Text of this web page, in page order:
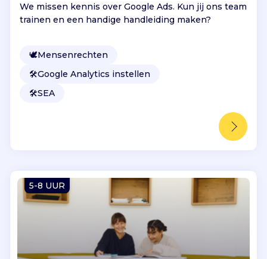
We missen kennis over Google Ads. Kun jij ons team
trainen en een handige handleiding maken?
🕊Mensenrechten
🛠️Google Analytics instellen
🛠️SEA
5-8 UUR